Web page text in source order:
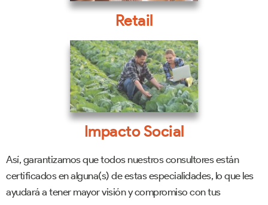
Retail
Impacto Social
Así, garantizamos que todos nuestros consultores están
certificados en alguna(s) de estas especialidades, lo que les
ayudará a tener mayor visión y compromiso con tus